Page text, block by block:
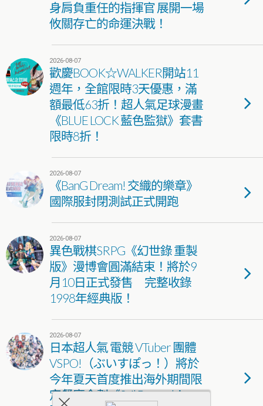
身肩負重任的指揮官 展開一場
攸關存亡的命運決戰！
2026-08-07
歡慶BOOK☆WALKER開站11
週年，全館限時3天優惠，滿
額最低63折！超人氣足球漫畫
《BLUE LOCK 藍色監獄》套書
限時8折！
2026-08-07
《BanG Dream! 交織的樂章》
國際服封閉測試正式開跑
2026-08-07
異色戰棋SRPG《幻世錄 重製
版》漫博會圓滿結束！將於9
月10日正式發售 完整收錄
1998年經典版！
2026-08-07
日本超人氣 電競 VTuber 團體
VSPO!（ぶいすぽっ！）將於
今年夏天首度推出海外期間限
定餐廳企劃《Sail Beyond！～